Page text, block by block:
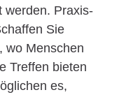
werden. Praxis-
Sie
wo Menschen
Treffen bieten
es,